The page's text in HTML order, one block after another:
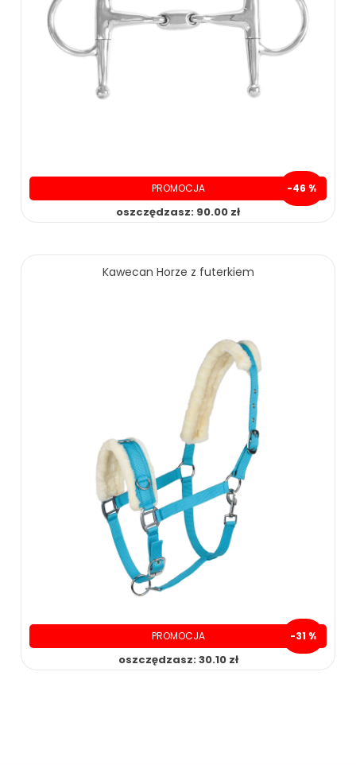
PROMOCJA -46 %
oszczędzasz: 90.00 zł
Kawecan Horze z futerkiem
PROMOCJA -31 %
oszczędzasz: 30.10 zł